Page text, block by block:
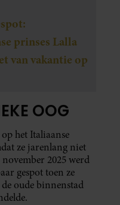
prinses Lalla
van vakantie op
OOG
het Italiaanse
ze jarenlang niet
2025 werd
gespot toen ze
oude binnenstad